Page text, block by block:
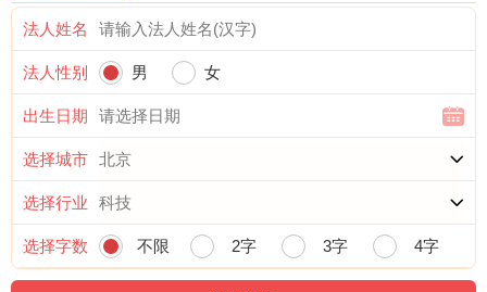
法人姓名
法人性别 男 女
出生日期
选择城市
选择行业
选择字数 不限 2字 3字 4字